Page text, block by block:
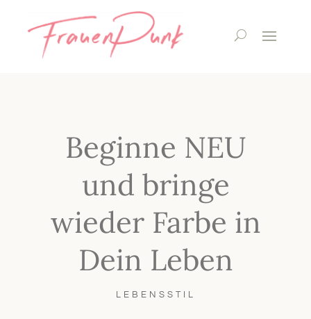
Beginne NEU
und bringe
wieder Farbe in
Dein Leben
LEBENSSTIL